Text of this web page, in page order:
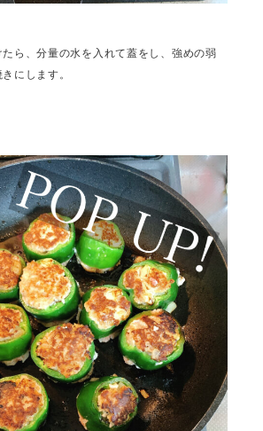
ら、分量の水を入れて蓋をし、強めの弱
にします。